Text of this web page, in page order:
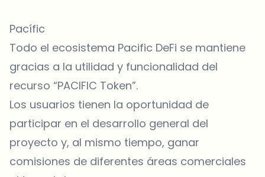
Pacífic
Todo el ecosistema Pacific DeFi se mantiene
gracias a la utilidad y funcionalidad del
recurso “PACIFIC Token”.
Los usuarios tienen la oportunidad de
participar en el desarrollo general del
proyecto y, al mismo tiempo, ganar
comisiones de diferentes áreas comerciales